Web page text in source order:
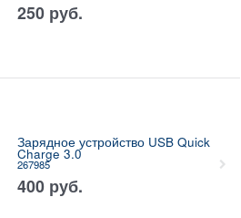
250 руб.
Зарядное устройство USB Quick
Charge 3.0
267985
400 руб.